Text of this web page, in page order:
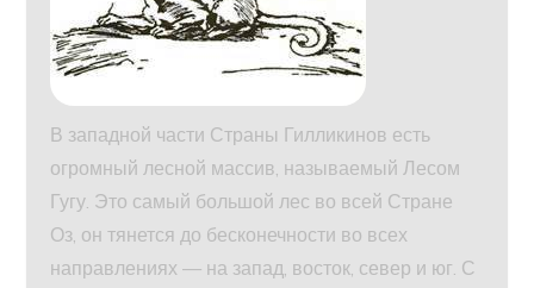
В западной части Страны Гилликинов есть
огромный лесной массив, называемый Лесом
Гугу. Это самый большой лес во всей Стране
Оз, он тянется до бесконечности во всех
направлениях — на запад, восток, север и юг. С